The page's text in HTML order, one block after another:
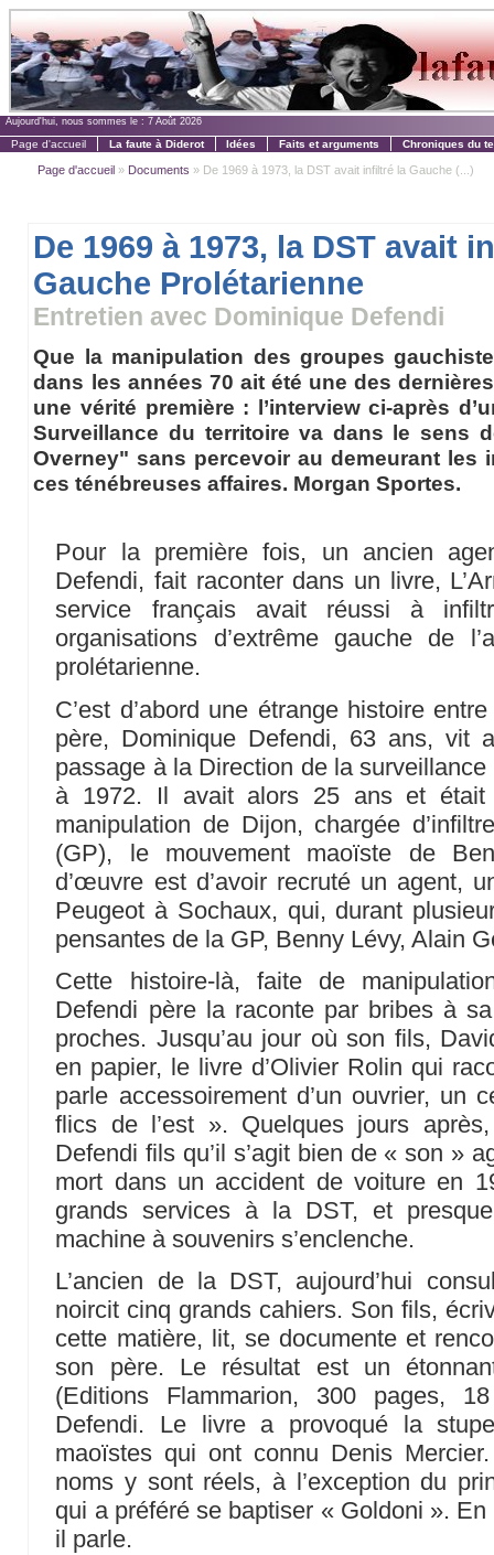
Aujourd'hui, nous sommes le : 7 Août 2026
Page d'accueil La faute à Diderot Idées Faits et arguments Chroniques du
Page d'accueil » Documents » De 1969 à 1973, la DST avait infiltré la Gauche (...)
De 1969 à 1973, la DST avait
Gauche Prolétarienne
Entretien avec Dominique Defendi
Que la manipulation des groupes
dans les années 70 ait été une des
une vérité première : l’interview ci-après
Surveillance du territoire va dans le sens
Overney" sans percevoir au demeurant les
ces ténébreuses affaires. Morgan Sportes.
Pour la première fois, un ancien
Defendi, fait raconter dans un livre,
service français avait réussi à
organisations d’extrême gauche de
prolétarienne.
C’est d’abord une étrange histoire
père, Dominique Defendi, 63 ans, vit
passage à la Direction de la
à 1972. Il avait alors 25 ans et était
manipulation de Dijon, chargée
(GP), le mouvement maoïste de
d’œuvre est d’avoir recruté un agent,
Peugeot à Sochaux, qui, durant
pensantes de la GP, Benny Lévy, Alain
Cette histoire-là, faite de
Defendi père la raconte par bribes à
proches. Jusqu’au jour où son fils,
en papier, le livre d’Olivier Rolin qui
parle accessoirement d’un ouvrier, un
flics de l’est ». Quelques jours
Defendi fils qu’il s’agit bien de « son »
mort dans un accident de voiture en
grands services à la DST, et
machine à souvenirs s’enclenche.
L’ancien de la DST, aujourd’hui
noircit cinq grands cahiers. Son fils,
cette matière, lit, se documente et
son père. Le résultat est un
(Editions Flammarion, 300 pages,
Defendi. Le livre a provoqué la
maoïstes qui ont connu Denis
noms y sont réels, à l’exception du
qui a préféré se baptiser « Goldoni ».
il parle.